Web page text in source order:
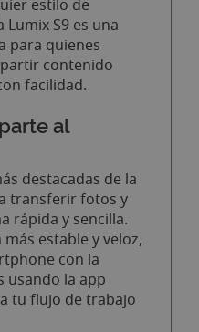
estilo de
S9 es una
para quienes
contenido
facilidad.
al
destacadas de la
transferir fotos y
rápida y sencilla.
estable y veloz,
con la
usando la app
tu flujo de trabajo